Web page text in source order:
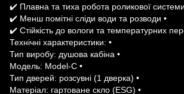
✔️ Плавна та тиха робота роликової
✔️ Менш помітні сліди води та розводи •
✔️ Стійкість до вологи та температурних
Технічні характеристики: •
Тип виробу: душова кабіна •
Модель: Model-C •
Тип дверей: розсувні (1 дверка) •
Матеріал: гартоване скло (ESG) •